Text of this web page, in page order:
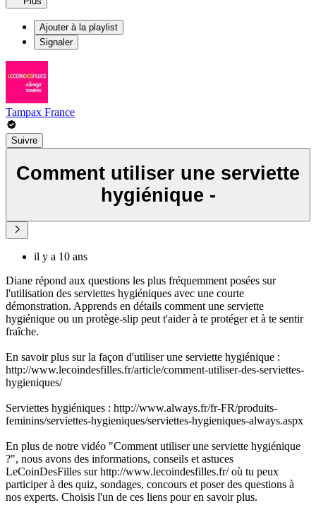
Ajouter à la playlist
Signaler
Tampax France
Suivre
Comment utiliser une serviette
hygiénique -
il y a 10 ans
Diane répond aux questions les plus fréquemment posées sur
l'utilisation des serviettes hygiéniques avec une courte
démonstration. Apprends en détails comment une serviette
hygiénique ou un protège-slip peut t'aider à te protéger et à te sentir
fraîche.
En savoir plus sur la façon d'utiliser une serviette hygiénique :
http://www.lecoindesfilles.fr/article/comment-utiliser-des-serviettes-
hygieniques/
Serviettes hygiéniques : http://www.always.fr/fr-FR/produits-
feminins/serviettes-hygieniques/serviettes-hygieniques-always.aspx
En plus de notre vidéo "Comment utiliser une serviette hygiénique
?", nous avons des informations, conseils et astuces
LeCoinDesFilles sur http://www.lecoindesfilles.fr/ où tu peux
participer à des quiz, sondages, concours et poser des questions à
nos experts. Choisis l'un de ces liens pour en savoir plus.